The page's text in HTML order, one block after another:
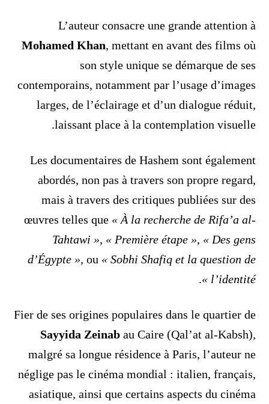
L’auteur consacre une grande attention à
Mohamed Khan, mettant en avant des films où
son style unique se démarque de ses
contemporains, notamment par l’usage d’images
larges, de l’éclairage et d’un dialogue réduit,
laissant place à la contemplation visuelle.
Les documentaires de Hashem sont également
abordés, non pas à travers son propre regard,
mais à travers des critiques publiées sur des
œuvres telles que « À la recherche de Rifa’a al-
Tahtawi », « Première étape », « Des gens
d’Égypte », ou « Sobhi Shafiq et la question de
l’identité »
.
Fier de ses origines populaires dans le quartier de
Sayyida Zeinabau Caire (Qal’at al-Kabsh),
malgré sa longue résidence à Paris, l’auteur ne
néglige pas le cinéma mondial : italien, français,
asiatique, ainsi que certains aspects du cinéma